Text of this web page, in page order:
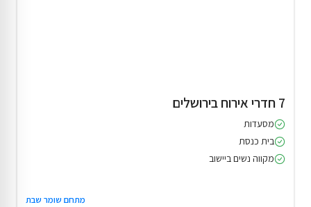
7 חדרי אירוח בירושלים
מסעדות
בית כנסת
מקווה נשים ביישוב
מתחם שומר שבת